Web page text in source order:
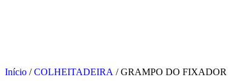
Início /COLHEITADEIRA / GRAMPO DO FIXADOR